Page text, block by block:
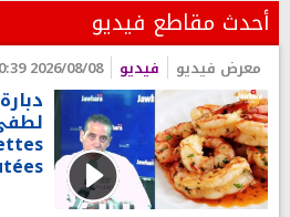
أحدث مقاطع فيديو
معرض فيديو فيديو 2026/08/08 10:39